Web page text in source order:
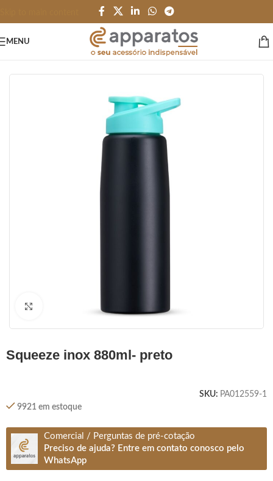
MENU
GARRAFAS e SQUEEZES/Garrafas/Alumínio e Inox
Clique para ampliar
squeeze inox 880ml- preto
SKU: PA012559-1
9921 em estoque
Comercial / Perguntas de pré-cotação
Preciso de ajuda? Entre em contato conosco pelo
WhatsApp